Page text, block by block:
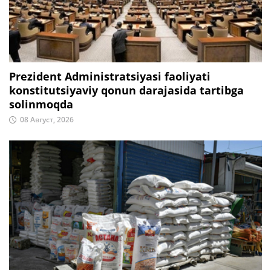
Prezident Administratsiyasi faoliyati
konstitutsiyaviy qonun darajasida tartibga
solinmoqda
08 Август, 2026